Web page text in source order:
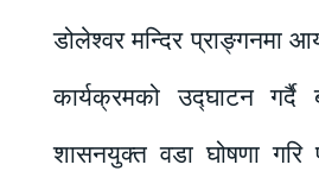
डोलेश्वर मन्दिर प्राङ्गनमा
कार्यक्रमको उद्घाटन गर्दै
शासनयुक्त वडा घोषणा गरि